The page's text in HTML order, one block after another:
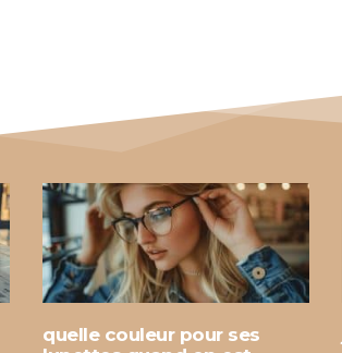
quelle couleur pour ses